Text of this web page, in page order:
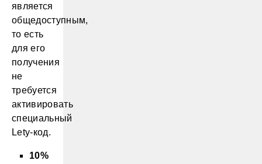
является
общедоступным,
то есть
для его
получения
не
требуется
активировать
специальный
Lety-код.
10%